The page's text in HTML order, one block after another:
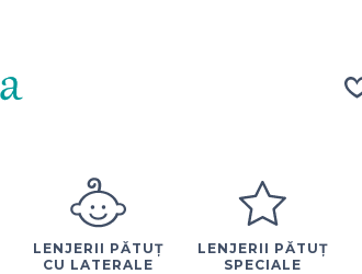
LENJERII PĂTUȚ
CU LATERALE
LENJERII PĂTUȚ
SPECIALE